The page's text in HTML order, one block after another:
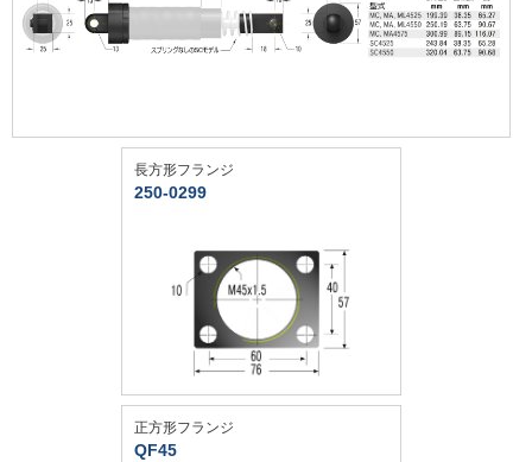
長方形フランジ
250-0299
正方形フランジ
QF45